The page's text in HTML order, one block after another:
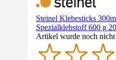
Steinel Klebesticks
Spezialklebstoff 600 g
Artikel wurde noch nicht